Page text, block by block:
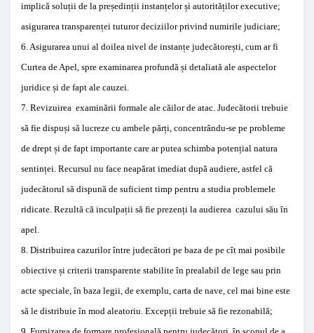
implică soluții de la președinții instanțelor și autorităților executive;
asigurarea transparenței tuturor deciziilor privind numirile judiciare;
6.Asigurarea unui al doilea nivel de instanțe judecătorești, cum ar fi
Curtea de Apel, spre examinarea profundă și detaliată ale aspectelor
juridice și de fapt ale cauzei.
7. Revizuirea examinării formale ale căilorde atac. Judecătorii trebuie
să fie dispuși să lucreze cu ambele părți, concentrându-se pe probleme
de drept și de fapt importante care ar putea schimba potențial natura
sentinței. Recursul nu face neapărat imediat după audiere, astfel că
judecătorul să dispună de suficient timp pentru a studia problemele
ridicate. Rezultă că inculpații să fie prezenți la audierea cazului său în
apel.
8. Distribuirea cazurilor între judecători pe baza de pe cît mai posibile
obiective și criterii transparente stabilite în prealabil de lege sau prin
acte speciale, în baza legii, de exemplu, carta de nave, cel mai bine este
să le distribuie în mod aleatoriu. Excepții trebuie să fie rezonabilă;